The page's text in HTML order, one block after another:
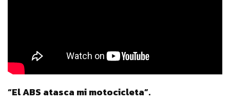
“El ABS atasca mi motocicleta”.